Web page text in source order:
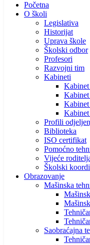
Početna
O školi
Legislativa
Historijat
Uprava škole
Školski odbor
Profesori
Razvojni tim
Kabineti
Kabinet
Profili
Biblioteka
ISO certifikat
Pomoćno
Vijeće
Školski
Obrazovanje
Mašinska
Saobraćajna